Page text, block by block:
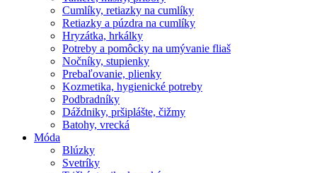
Cumlíky, retiazky na cumlíky
Retiazky a púzdra na cumlíky
Hryzátka, hrkálky
Potreby a pomôcky na umývanie fliaš
Nočníky, stupienky
Prebaľovanie, plienky
Kozmetika, hygienické potreby
Podbradníky
Dáždniky, pršiplášte, čižmy
Batohy, vrecká
Móda
Blúzky
Svetríky